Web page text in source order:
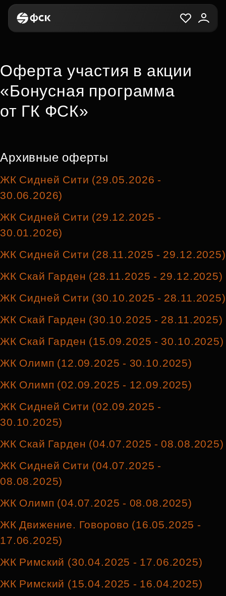
Оферта участия в акции
«Бонусная программа
от ГК ФСК»
Архивные оферты
ЖК Сидней Сити (29.05.2026 -
30.06.2026)
ЖК Сидней Сити (29.12.2025 -
30.01.2026)
ЖК Сидней Сити (28.11.2025 - 29.12.2025)
ЖК Скай Гарден (28.11.2025 - 29.12.2025)
ЖК Сидней Сити (30.10.2025 - 28.11.2025)
ЖК Скай Гарден (30.10.2025 - 28.11.2025)
ЖК Скай Гарден (15.09.2025 - 30.10.2025)
ЖК Олимп (12.09.2025 - 30.10.2025)
ЖК Олимп (02.09.2025 - 12.09.2025)
ЖК Сидней Сити (02.09.2025 -
30.10.2025)
ЖК Скай Гарден (04.07.2025 - 08.08.2025)
ЖК Сидней Сити (04.07.2025 -
08.08.2025)
ЖК Олимп (04.07.2025 - 08.08.2025)
ЖК Движение. Говорово (16.05.2025 -
17.06.2025)
ЖК Римский (30.04.2025 - 17.06.2025)
ЖК Римский (15.04.2025 - 16.04.2025)